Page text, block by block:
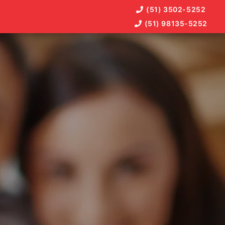
(51) 3502-5252
(51) 98135-5252